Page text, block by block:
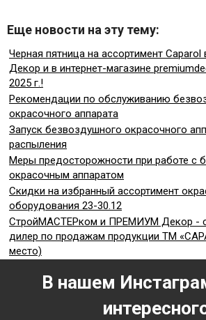
Еще новости на эту тему:
Черная пятница на ассортимент
Декор и в интернет-магазине
2025 г.!
Рекомендации по обслуживанию
окрасочного аппарата
Запуск безвоздушного окрасочного
распыления
Меры предосторожности при работе с
окрасочным аппаратом
Скидки на избранный ассортимент
оборудования 23-30.12
СтройМАСТЕРком и ПРЕМИУМ Декор -
дилер по продажам продукции ТМ
место)
В нашем